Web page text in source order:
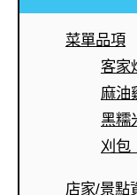
菜單品項
客家
麻油
黑糯
刈包
店家/景點